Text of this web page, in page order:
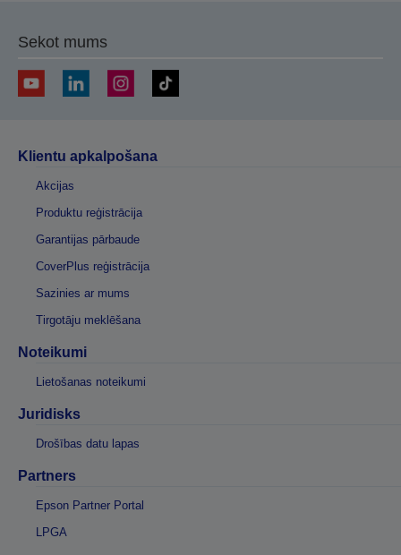
Sekot mums
Klientu apkalpošana
Akcijas
Produktu reģistrācija
Garantijas pārbaude
CoverPlus reģistrācija
Sazinies ar mums
Tirgotāju meklēšana
Noteikumi
Lietošanas noteikumi
Juridisks
Drošības datu lapas
Partners
Epson Partner Portal
LPGA